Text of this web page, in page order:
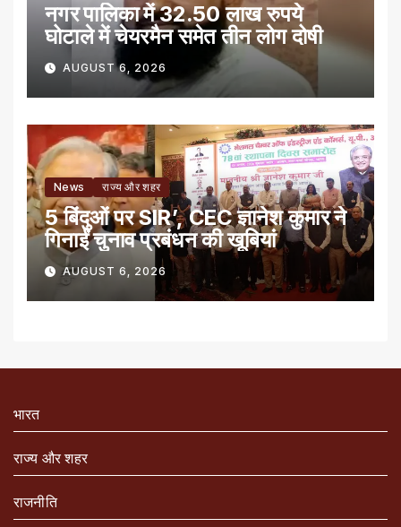
नगर पालिका में 32.50 लाख रुपये
घोटाले में चेयरमैन समेत तीन लोग दोषी
AUGUST 6, 2026
News राज्य और शहर
5 बिंदुओं पर SIR’, CEC ज्ञानेश कुमार ने
गिनाईं चुनाव प्रबंधन की खूबियां
AUGUST 6, 2026
भारत
राज्य और शहर
राजनीति